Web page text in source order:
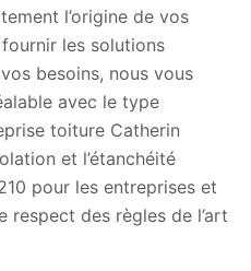
l’origine de vos
les solutions
besoins, nous vous
avec le type
toiture Catherin
et l’étanchéité
pour les entreprises et
respect des règles de l’art